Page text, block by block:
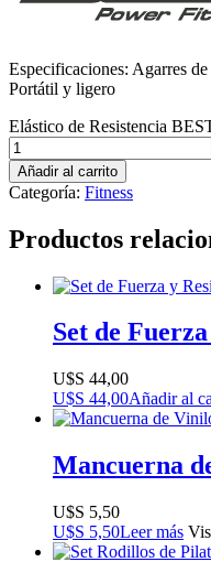
Especificaciones: Agarres
Portátil y ligero
Elástico de Resistencia
Añadir al carrito
Categoría: Fitness
Productos
Set de
$
44,00
$
44,00Añadir al
Mancuerna
$
5,50
$
5,50Leer más